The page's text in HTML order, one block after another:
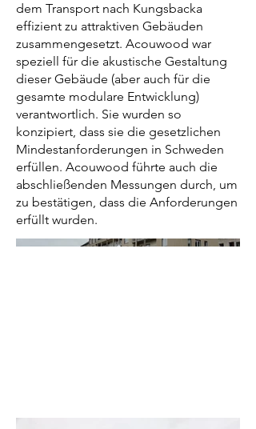
dem Transport nach Kungsbacka
effizient zu attraktiven Gebäuden
zusammengesetzt. Acouwood war
speziell für die akustische Gestaltung
dieser Gebäude (aber auch für die
gesamte modulare Entwicklung)
verantwortlich. Sie wurden so
konzipiert, dass sie die gesetzlichen
Mindestanforderungen in Schweden
erfüllen. Acouwood führte auch die
abschließenden Messungen durch, um
zu bestätigen, dass die Anforderungen
erfüllt wurden.